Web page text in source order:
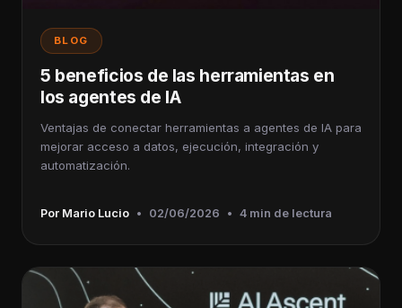
BLOG
5 beneficios de las herramientas en
los agentes de IA
Ventajas de conectar herramientas a agentes de IA para
mejorar acceso a datos, ejecución, integración y
automatización.
Por Mario Lucio • 02/06/2026 • 4 min de lectura